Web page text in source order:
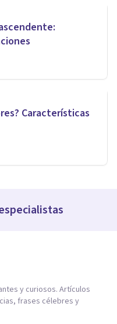
Características
y curiosos. Artículos
frases célebres y